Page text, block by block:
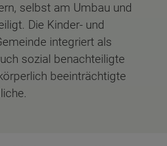
selbst am Umbau und
Die Kinder- und
integriert als
sozial benachteiligte
beeinträchtigte